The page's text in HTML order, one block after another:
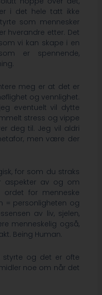
i det hele tatt ikke
som mennesker
hverandre etter. Det
vi kan skape i en
er spennende,
meg er at det er
og vennlighet.
eventuelt vil dytte
stress og vippe
deg til. Jeg vil aldri
men være der
for som du straks
aspekter av og om
ordet for menneske
= personligheten og
av liv, sjelen,
menneskelig også,
Being Human.
styrte og det er ofte
noe om når det